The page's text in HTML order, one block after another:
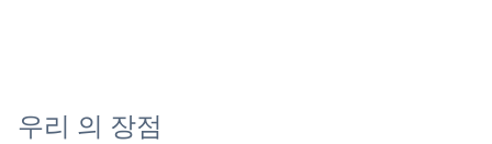
우리 의 장점